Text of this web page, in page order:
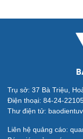
Đời sống
Nhà đẹp
Tình yêu - Gia đình
Trụ sở: 37 Bà Triệu,
Điện thoại: 84-24-
Thư điện tử:
Liên hệ quảng cáo: